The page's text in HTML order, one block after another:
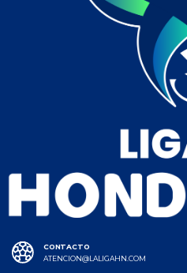
CONTACTO
ATENCION@LALIGAHN.COM